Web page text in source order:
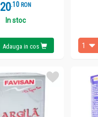
20.1 RON
In stoc
Adauga in cos